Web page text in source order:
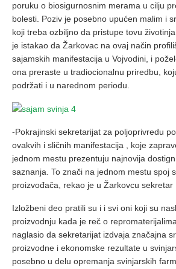
poruku o biosigurnosnim merama u cilju
bolesti. Poziv je posebno upućen malim i
koji treba ozbiljno da pristupe tovu
je istakao da Žarkovac na ovaj način
sajamskih manifestacija u Vojvodini, i
ona preraste u tradiocionalnu priredbu,
podržati i u narednom periodu.
-Pokrajinski sekretarijat za poljoprivredu
ovakvih i sličnih manifestacija , koje
jednom mestu prezentuju najnovija
saznanja. To znači na jednom mestu spoj
proizvođača, rekao je u Žarkovcu sekretar
Izložbeni deo pratili su i i svi oni koji su
proizvodnju kada je reč o
naglasio da sekretarijat izdvaja značajna
proizvodne i ekonomske rezultate u
posebno u delu opremanja svinjarskih